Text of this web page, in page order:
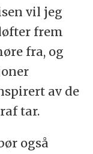
vil jeg
frem
fra, og
av de
tar.
også